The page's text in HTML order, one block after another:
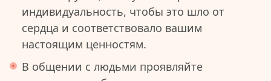
индивидуальность, чтобы это шло от
сердца и соответствовало вашим
настоящим ценностям.
В общении с людьми проявляйте